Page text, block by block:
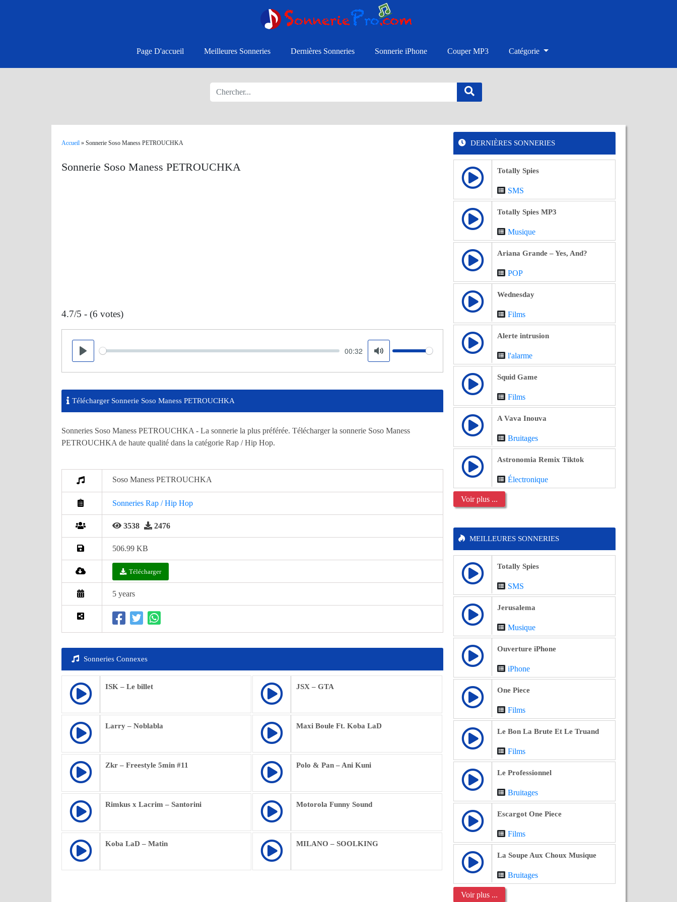
Page D'accueil Meilleures Sonneries Dernières Sonneries Sonnerie iPhone Couper MP3 Catégorie
Accueil » Sonnerie Soso Maness PETROUCHKA
Sonnerie Soso Maness PETROUCHKA
4.7/5 - (6 votes)
Play
Seek 00:32
Mute
Volume
Télécharger Sonnerie Soso Maness PETROUCHKA
Sonneries Soso Maness PETROUCHKA - La sonnerie la plus préférée. Télécharger la sonnerie Soso Maness
PETROUCHKA de haute qualité dans la catégorie Rap / Hip Hop.
Soso Maness PETROUCHKA
Sonneries Rap / Hip Hop
3538 2476
506.99 KB
Télécharger
5 years
Sonneries Connexes
ISK – Le billet JSX – GTA
Larry – Noblabla Maxi Boule Ft. Koba LaD
Zkr – Freestyle 5min #11 Polo & Pan – Ani Kuni
Rimkus x Lacrim – Santorini Motorola Funny Sound
Koba LaD – Matin MILANO – SOOLKING
DERNIÈRES SONNERIES
Totally Spies
SMS
Totally Spies MP3
Musique
Ariana Grande – Yes, And?
POP
Wednesday
Films
Alerte intrusion
l'alarme
Squid Game
Films
A Vava Inouva
Bruitages
Astronomia Remix Tiktok
Électronique
Voir plus ...
MEILLEURES SONNERIES
Totally Spies
SMS
Jerusalema
Musique
Ouverture iPhone
iPhone
One Piece
Films
Le Bon La Brute Et Le Truand
Films
Le Professionnel
Bruitages
Escargot One Piece
Films
La Soupe Aux Choux Musique
Bruitages
Voir plus ...